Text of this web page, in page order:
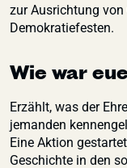
zur Ausrichtung
Demokratiefesten.
Wie war
Erzählt, was der
jemanden
Eine Aktion
Geschichte in den